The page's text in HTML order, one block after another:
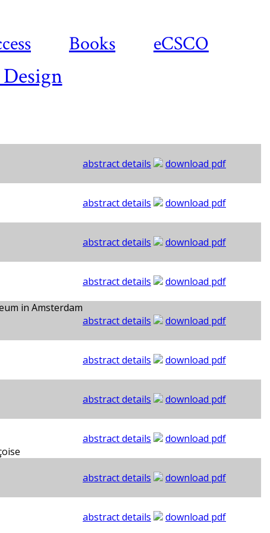
Books eCSCO
abstract details
download pdf
abstract details
download pdf
abstract details
download pdf
abstract details
download pdf
in Amsterdam
abstract details
download pdf
abstract details
download pdf
abstract details
download pdf
abstract details
download pdf
abstract details
download pdf
abstract details download pdf